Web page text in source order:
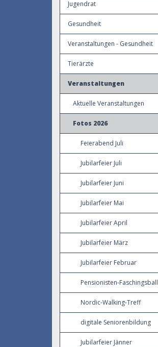
Jugendrat
Gesundheit
Veranstaltungen - Gesundheit
Tierärzte
Veranstaltungen
Aktuelle Veranstaltungen
Fotos 2026
Feierabend Juli
Jubilarfeier Juli
Jubilarfeier Juni
Jubilarfeier Mai
Jubilarfeier April
Jubilarfeier März
Jubilarfeier Februar
Pensionisten-Faschingsball
Nordic-Walking-Treff
digitale Seniorenbildung
Jubilarfeier Jänner